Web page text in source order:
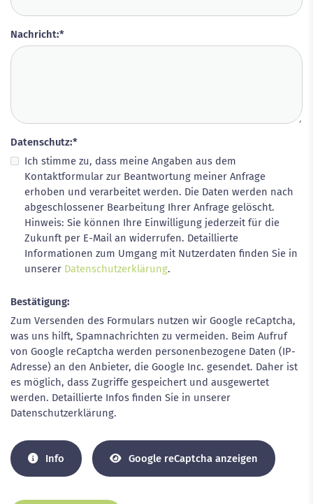
Nachricht:*
Datenschutz:*
Ich stimme zu, dass meine Angaben aus dem
Kontaktformular zur Beantwortung meiner Anfrage
erhoben und verarbeitet werden. Die Daten werden nach
abgeschlossener Bearbeitung Ihrer Anfrage gelöscht.
Hinweis: Sie können Ihre Einwilligung jederzeit für die
Zukunft per E-Mail an widerrufen. Detaillierte
Informationen zum Umgang mit Nutzerdaten finden Sie in
unserer Datenschutzerklärung.
Bestätigung:
Zum Versenden des Formulars nutzen wir Google reCaptcha,
was uns hilft, Spamnachrichten zu vermeiden. Beim Aufruf
von Google reCaptcha werden personenbezogene Daten (IP-
Adresse) an den Anbieter, die Google Inc. gesendet. Daher ist
es möglich, dass Zugriffe gespeichert und ausgewertet
werden. Detaillierte Infos finden Sie in unserer
Datenschutzerklärung.
Info Google reCaptcha anzeigen